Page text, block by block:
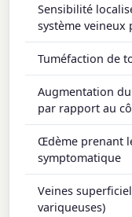
Sensibilité
système veineux
Tuméfaction de
Augmentation
par rapport au
Œdème prenant
symptomatique
Veines
variqueuses)